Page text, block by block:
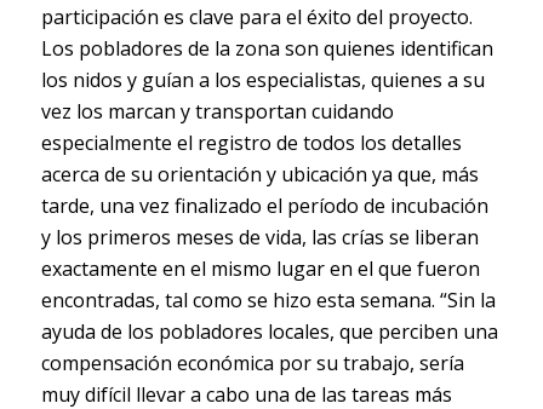
participación es clave para el éxito del proyecto.
Los pobladores de la zona son quienes identifican
los nidos y guían a los especialistas, quienes a su
vez los marcan y transportan cuidando
especialmente el registro de todos los detalles
acerca de su orientación y ubicación ya que, más
tarde, una vez finalizado el período de incubación
y los primeros meses de vida, las crías se liberan
exactamente en el mismo lugar en el que fueron
encontradas, tal como se hizo esta semana. “Sin la
ayuda de los pobladores locales, que perciben una
compensación económica por su trabajo, sería
muy difícil llevar a cabo una de las tareas más